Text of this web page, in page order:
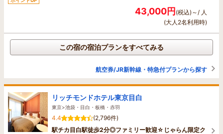
43,000円(税込)～/ 人
(大人2名利用時)
この宿の宿泊プランをすべてみる
航空券/JR新幹線・特急付プランから探す
リッチモンドホテル東京目白
東京>池袋・目白・板橋・赤羽
4.4
(2,796件)
駅チカ目白駅徒歩2分◎ファミリー歓迎☆じゃらん限定ク